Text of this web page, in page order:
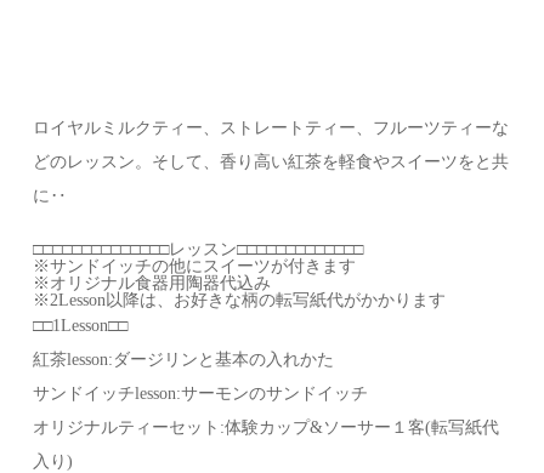
ロイヤルミルクティー、ストレートティー、フルーツティーな
どのレッスン。そして、香り高い紅茶を軽食やスイーツをと共
に‥
□□□□□□□□□□□□□□レッスン□□□□□□□□□□□□□
※サンドイッチの他にスイーツが付きます
※オリジナル食器用陶器代込み
※2Lesson以降は、お好きな柄の転写紙代がかかります
□□1Lesson□□
紅茶lesson:ダージリンと基本の入れかた
サンドイッチlesson:サーモンのサンドイッチ
オリジナルティーセット:体験カップ&ソーサー１客(転写紙代
入り)